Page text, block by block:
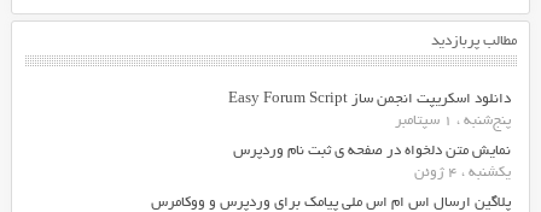
مطالب پربازدید
دانلود اسکریپت انجمن ساز Easy Forum Script
پنج‌شنبه ، 1 سپتامبر
نمایش متن دلخواه در صفحه ی ثبت نام وردپرس
یکشنبه ، 4 ژوئن
پلاگین ارسال اس ام اس ملی پیامک برای وردپرس و ووکامرس